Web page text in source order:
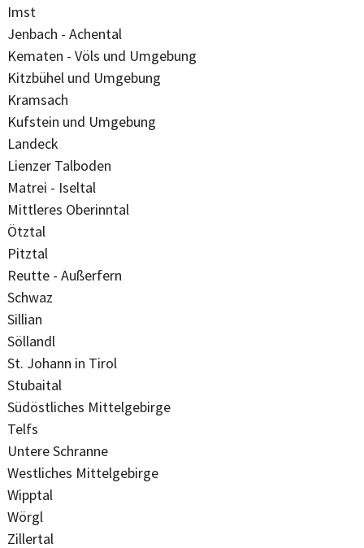
Imst
Jenbach - Achental
Kematen - Völs und Umgebung
Kitzbühel und Umgebung
Kramsach
Kufstein und Umgebung
Landeck
Lienzer Talboden
Matrei - Iseltal
Mittleres Oberinntal
Ötztal
Pitztal
Reutte - Außerfern
Schwaz
Sillian
Söllandl
St. Johann in Tirol
Stubaital
Südöstliches Mittelgebirge
Telfs
Untere Schranne
Westliches Mittelgebirge
Wipptal
Wörgl
Zillertal